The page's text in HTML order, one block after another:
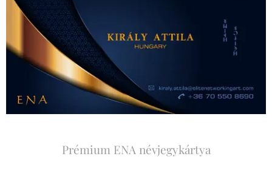
Prémium ENA névjegykártya